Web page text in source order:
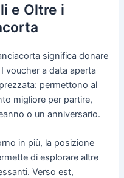
e Oltre i
significa donare
voucher a data aperta
permettono al
migliore per partire,
o un anniversario.
in più, la posizione
di esplorare altre
Verso est,